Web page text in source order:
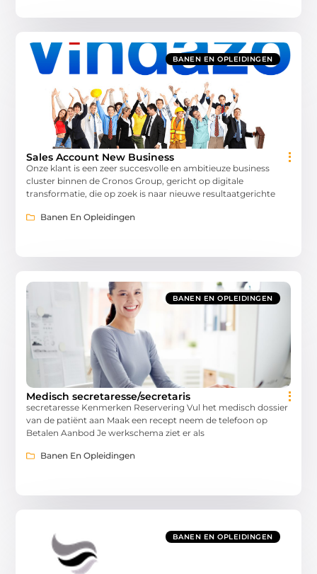
BANEN EN OPLEIDINGEN
Sales Account New Business
Onze klant is een zeer succesvolle en ambitieuze business
cluster binnen de Cronos Group, gericht op digitale
transformatie, die op zoek is naar nieuwe resultaatgerichte
Banen En Opleidingen
BANEN EN OPLEIDINGEN
Medisch secretaresse/secretaris
secretaresse Kenmerken Reservering Vul het medisch dossier
van de patiënt aan Maak een recept neem de telefoon op
Betalen Aanbod Je werkschema ziet er als
Banen En Opleidingen
BANEN EN OPLEIDINGEN